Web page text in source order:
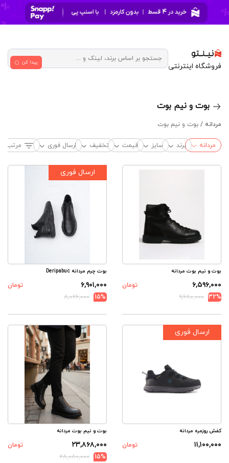
فروشگاه اینترنتی پیدا کن
بوت و نیم بوت
مردانه / بوت و نیم بوت
مردانه برند سایز قیمت تخفیف ارسال فوری
بوت و نیم بوت مردانه
۶,۵۹۶,۰۰۰
تومان
32% ۹,۶۸۰,۰۰۰
ارسال فوری
بوت چرم مردانه Deripabuc
۶,۹۰۱,۰۰۰
تومان
15%
۸,۰۶۶,۰۰۰
ارسال فوری
کفش روزمره مردانه
۱۱,۱۰۰,۰۰۰ تومان
بوت و نیم بوت مردانه
۲۳,۸۶۸,۰۰۰
تومان
15%
۲۸,۰۸۰,۰۰۰